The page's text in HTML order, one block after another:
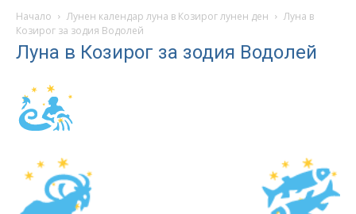
Начало Лунен календар луна в Козирог лунен ден
Луна в
Козирог за зодия Водолей
Луна в Козирог за зодия Водолей